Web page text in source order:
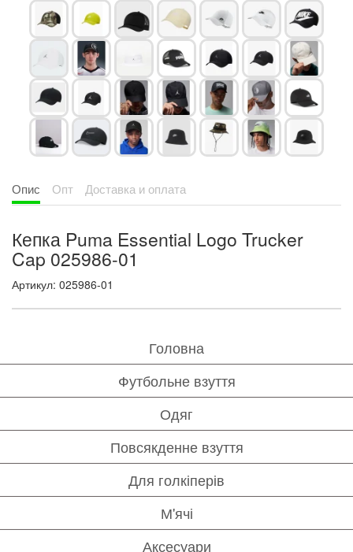
Опис Опт Доставка и оплата
Кепка Puma Essential Logo Trucker
Cap 025986-01
Артикул: 025986-01
Головна
Футбольне взуття
Одяг
Повсякденне взуття
Для голкіперів
М'ячі
Аксесуари